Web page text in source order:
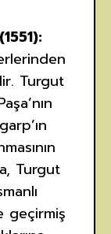
Turgut
Turgut
geçirmiş